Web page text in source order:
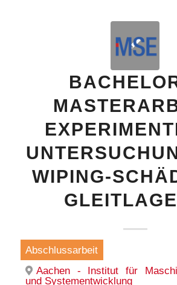
WIPING-
Abschlussarbeit
Aachen - Institut für
und Systementwicklung